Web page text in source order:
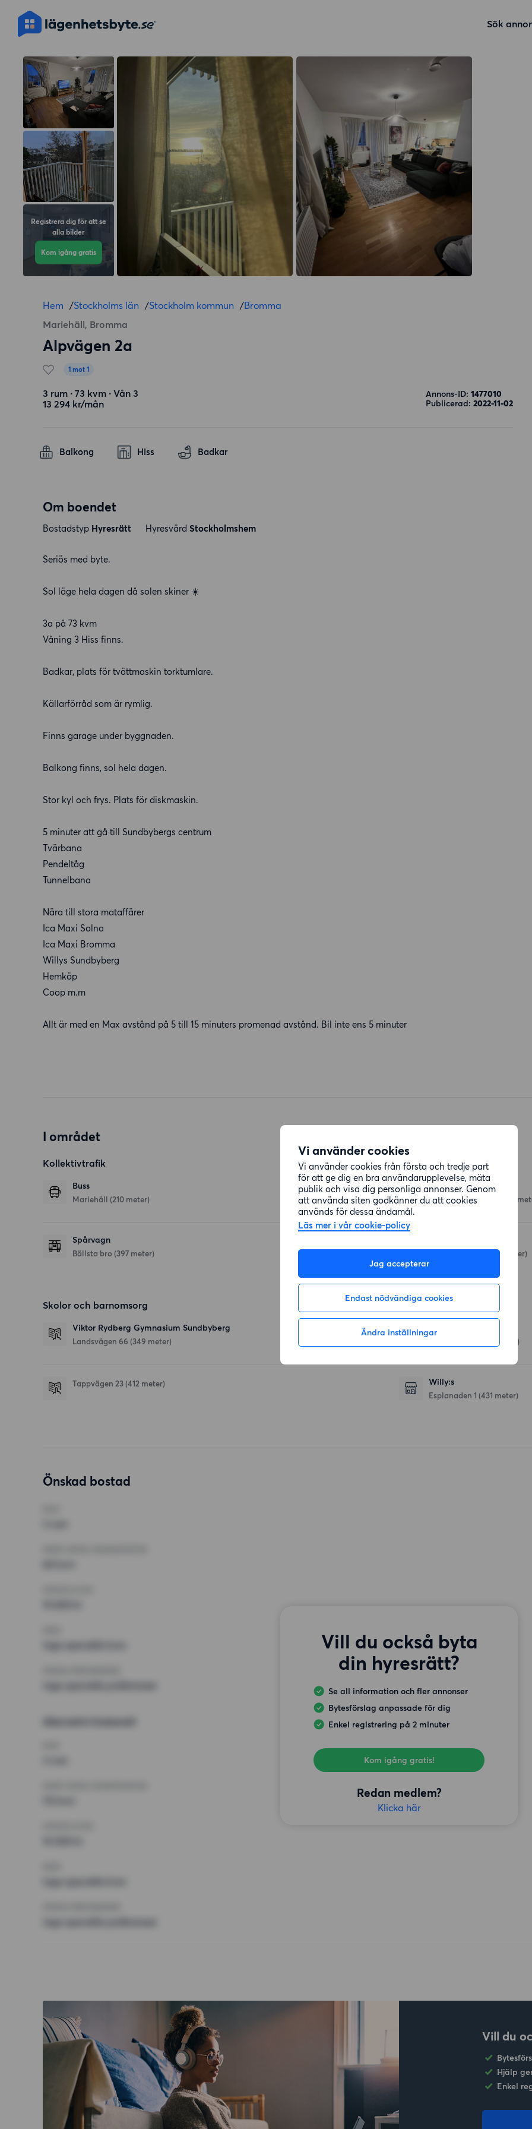
Vi använder cookies
Vi använder cookies från första och tredje part
för att ge dig en bra användarupplevelse, mäta
publik och visa dig personliga annonser. Genom
att använda siten godkänner du att cookies
används för dessa ändamål.
Läs mer i vår cookie-policy
Jag accepterar
Endast nödvändiga cookies
Ändra inställningar
Sök
Registrera dig för att se
alla bilder
Kom igång gratis
Hem /Stockholms län /Stockholm kommun /Bromma
Mariehäll, Bromma
Alpvägen 2a
1 mot 1
3 rum ∙ 73 kvm ∙ Vån 3
13 294 kr/mån
Annons-ID: 1477010
Publicerad: 2022-11-02
Balkong Hiss Badkar
Om boendet
Bostadstyp Hyresrätt Hyresvärd Stockholmshem
Seriös med byte.
Sol läge hela dagen då solen skiner ☀️
3a på 73 kvm
Våning 3 Hiss finns.
Badkar, plats för tvättmaskin torktumlare.
Källarförråd som är rymlig.
Finns garage under byggnaden.
Balkong finns, sol hela dagen.
Stor kyl och frys. Plats för diskmaskin.
5 minuter att gå till Sundbybergs centrum
Tvärbana
Pendeltåg
Tunnelbana
Nära till stora mataffärer
Ica Maxi Solna
Ica Maxi Bromma
Willys Sundbyberg
Hemköp
Coop m.m
Allt är med en Max avstånd på 5 till 15 minuters promenad avstånd. Bil inte ens 5 minuter
I området
Kollektivtrafik
Buss
Mariehäll (210 meter)
Spårvagn
Bällsta bro (397 meter)
Restauranger
Tasty Sushi
Mariehällsvägen 31 (102
(151 meter)
Skolor och barnomsorg
Viktor Rydberg Gymnasium Sundbyberg
Landsvägen 66 (349 meter)
Tappvägen 23 (412 meter)
Affärer
(422 meter)
Willy:s
Esplanaden 1 (431 meter)
Önskad bostad
Vill du också byta
din hyresrätt?
Se all information och fler annonser
Bytesförslag anpassade för dig
Enkel registrering på 2 minuter
Kom igång gratis!
Redan medlem?
Klicka här
Vill du
Hjälp
Enkel